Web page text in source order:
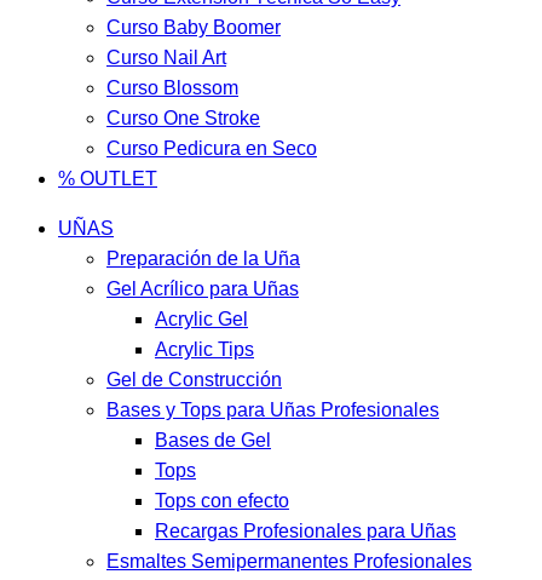
Curso Baby Boomer
Curso Nail Art
Curso Blossom
Curso One Stroke
Curso Pedicura en Seco
% OUTLET
UÑAS
Preparación de la Uña
Gel Acrílico para Uñas
Acrylic Gel
Acrylic Tips
Gel de Construcción
Bases y Tops para Uñas Profesionales
Bases de Gel
Tops
Tops con efecto
Recargas Profesionales para Uñas
Esmaltes Semipermanentes Profesionales